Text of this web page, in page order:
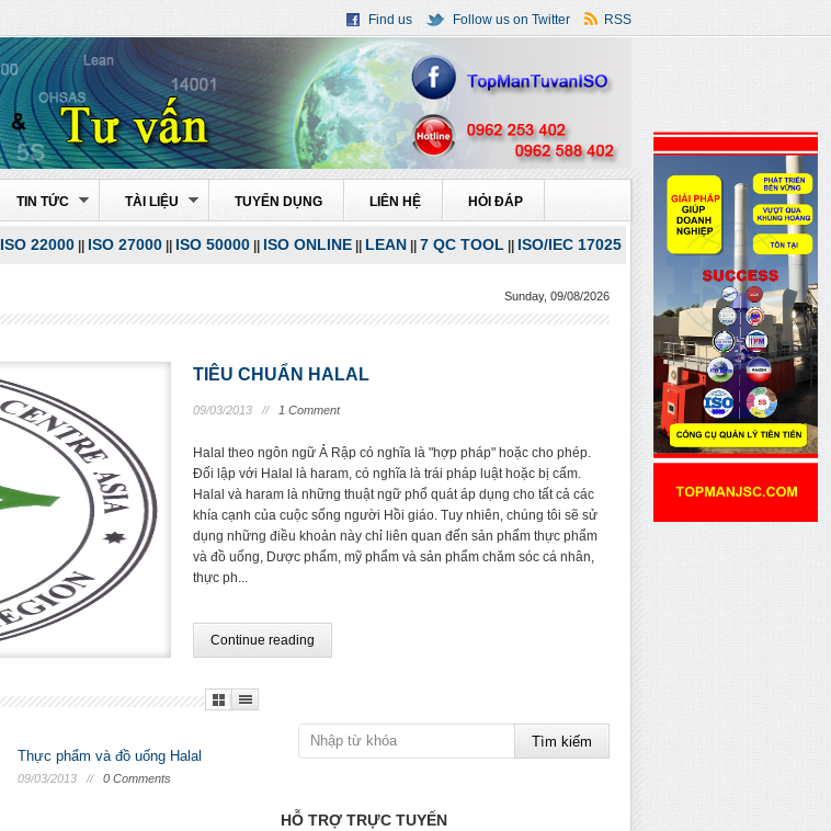
Find us Follow us on Twitter RSS
TIN TỨC TÀI LIỆU TUYỂN DỤNG LIÊN HỆ HỎI ĐÁP
ISO 22000 ISO 27000 ISO 50000 ISO ONLINE LEAN 7 QC TOOL ISO/IEC 17025
Sunday, 09/08/2026
TIÊU CHUẨN HALAL
09/03/2013 // 1 Comment
Halal theo ngôn ngữ Ả Rập có nghĩa là "hợp pháp" hoặc cho phép.
Đối lập với Halal là haram, có nghĩa là trái pháp luật hoặc bị cấm.
Halal và haram là những thuật ngữ phổ quát áp dụng cho tất cả các
khía cạnh của cuộc sống người Hồi giáo. Tuy nhiên, chúng tôi sẽ sử
dụng những điều khoản này chỉ liên quan đến sản phẩm thực phẩm
và đồ uống, Dược phẩm, mỹ phẩm và sản phẩm chăm sóc cá nhân,
thực ph...
Continue reading
Thực phẩm và đồ uống Halal
09/03/2013 // 0 Comments
HỖ TRỢ TRỰC TUYẾN